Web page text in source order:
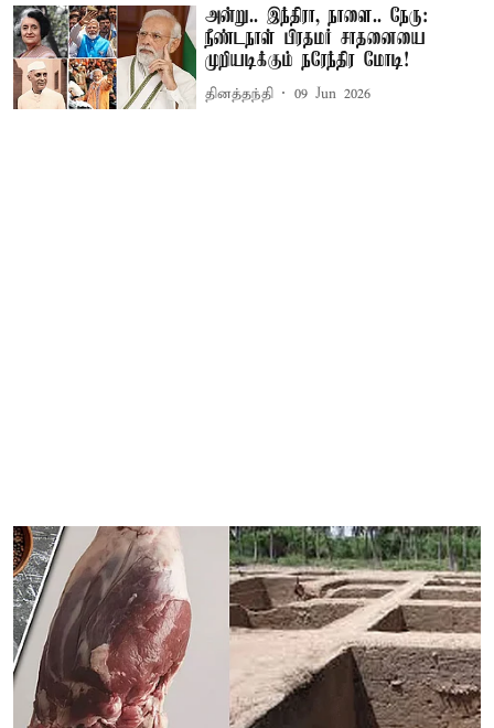
அன்று.. இந்திரா, நாளை.. நேரு:
நீண்டநாள் பிரதமர் சாதனையை
முறியடிக்கும் நரேந்திர மோடி!
தினத்தந்தி 09 Jun 2026